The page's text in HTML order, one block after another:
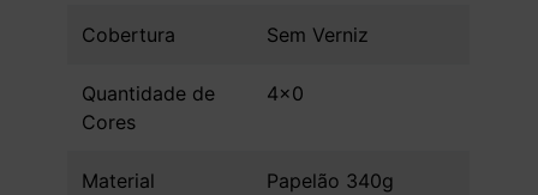
Cobertura Sem Verniz
Quantidade de
Cores
4x0
Material Papelão 340g